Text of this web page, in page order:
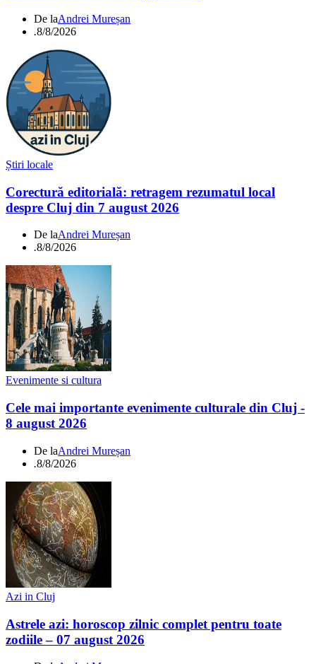
De laAndrei Mureșan
.8/8/2026
Știri locale
Corectură editorială: retragem rezumatul local
despre Cluj din 7 august 2026
De laAndrei Mureșan
.8/8/2026
Evenimente si cultura
Cele mai importante evenimente culturale din Cluj -
8 august 2026
De laAndrei Mureșan
.8/8/2026
Azi in Cluj
Astrele azi: horoscop zilnic complet pentru toate
zodiile – 07 august 2026